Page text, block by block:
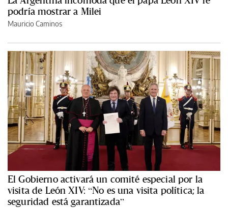
podría mostrar a Milei
Mauricio Caminos
El Gobierno activará un comité especial por la
visita de León XIV: “No es una visita política; la
seguridad está garantizada”